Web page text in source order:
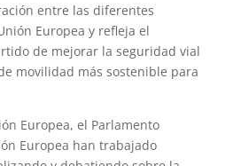
entre las diferentes
Europea y refleja el
de mejorar la seguridad vial
movilidad más sostenible para
Europea, el Parlamento
Europea han trabajado